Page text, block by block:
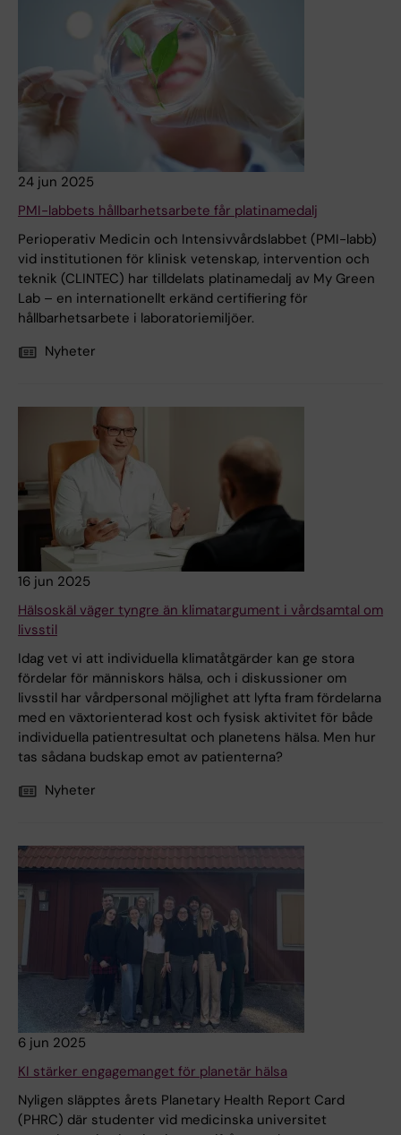
24 jun 2025
PMI-labbets hållbarhetsarbete får platinamedalj
Perioperativ Medicin och Intensivvårdslabbet (PMI-labb)
vid institutionen för klinisk vetenskap, intervention och
teknik (CLINTEC) har tilldelats platinamedalj av My Green
Lab – en internationellt erkänd certifiering för
hållbarhetsarbete i laboratoriemiljöer.
Nyheter
16 jun 2025
Hälsoskäl väger tyngre än klimatargument i vårdsamtal om
livsstil
Idag vet vi att individuella klimatåtgärder kan ge stora
fördelar för människors hälsa, och i diskussioner om
livsstil har vårdpersonal möjlighet att lyfta fram fördelarna
med en växtorienterad kost och fysisk aktivitet för både
individuella patientresultat och planetens hälsa. Men hur
tas sådana budskap emot av patienterna?
Nyheter
6 jun 2025
KI stärker engagemanget för planetär hälsa
Nyligen släpptes årets Planetary Health Report Card
(PHRC) där studenter vid medicinska universitet